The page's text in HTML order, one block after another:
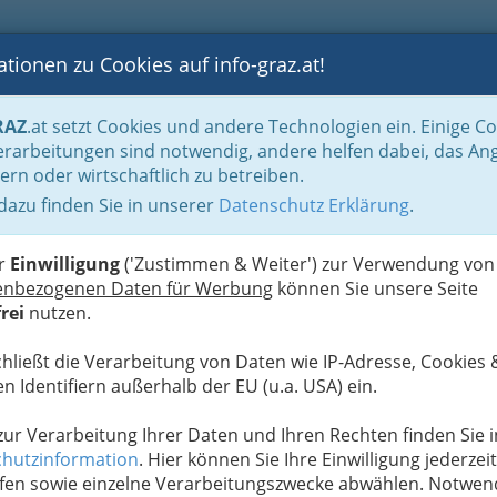
BLOGS FOTOS GASTRONOMIE BRANCHEN
zu Cookies auf info-graz.at!
.at setzt Cookies und andere Technologien ein. Einige
sind notwendig, andere helfen dabei, das
oder wirtschaftlich zu betreiben.
finden Sie in unserer Datenschutz Erklärung.
Einwilligung('Zustimmen & Weiter') zur Verwendung von
Daten für Werbung können Sie unsere Seite
nutzen.
die Verarbeitung von Daten wie IP-Adresse, Cookies
Identifiern außerhalb der EU (u.a. USA) ein.
Verarbeitung Ihrer Daten und Ihren Rechten finden Sie
. Hier können Sie Ihre Einwilligung jederzeit
sowie einzelne Verarbeitungszwecke abwählen.
Fasching - närrische Zeit Fasching Graz und Umgebung - Feste feiern in der
wozu der Fasching einmal gut gewesen
Zusammenhang es zwischen der Fastenzeit und
Kirche gibt? Wieso wir Fasching feiern? Wie
angefangen hat?
Fasching, ein ausgelassenes Thema...